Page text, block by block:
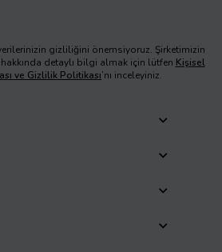
gizliliğini önemsiyoruz. Şirketimizin
detaylı bilgi almak için lütfen Kişisel
ve Gizlilik Politikası’nı inceleyiniz.